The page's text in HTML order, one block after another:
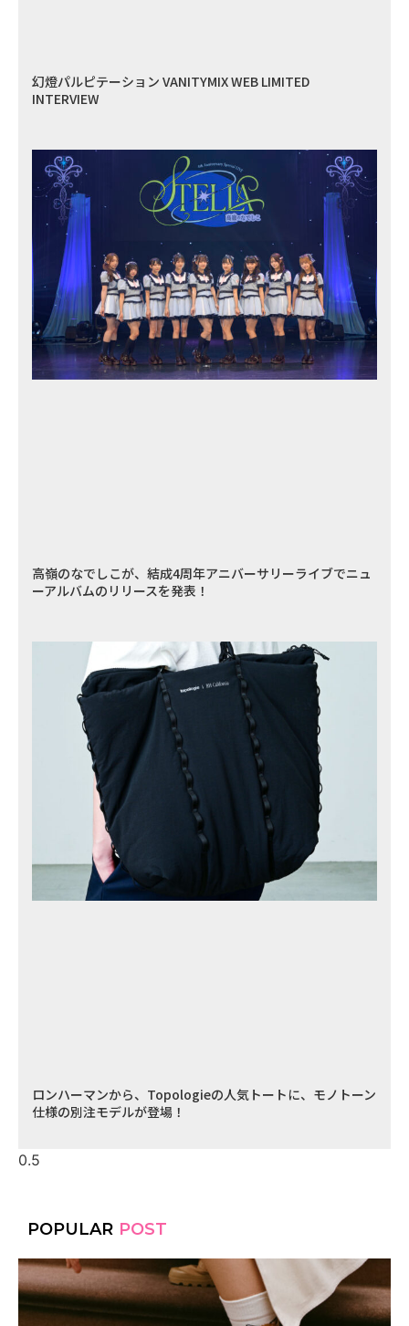
幻燈パルピテーション VANITYMIX WEB LIMITED
INTERVIEW
高嶺のなでしこが、結成4周年アニバーサリーライブでニュ
ーアルバムのリリースを発表！
ロンハーマンから、Topologieの人気トートに、モノトーン
仕様の別注モデルが登場！
POPULAR POST